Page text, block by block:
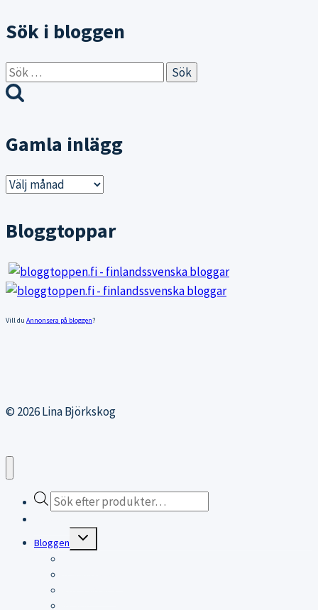
Sök i bloggen
Sök
efter:
Gamla inlägg
Gamla
Bloggtoppar
Vill du Annonsera på bloggen?
© 2026 Lina Björkskog
Products
search
Bloggen
Expand